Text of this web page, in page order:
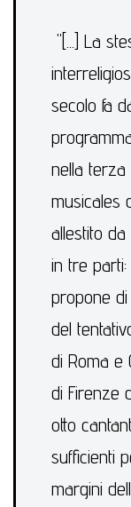
"[...] La
secolo fa
nella terza
musicales
allestito
in tre
propone
del
di Roma e
di Firenze
otto
sufficienti
margini